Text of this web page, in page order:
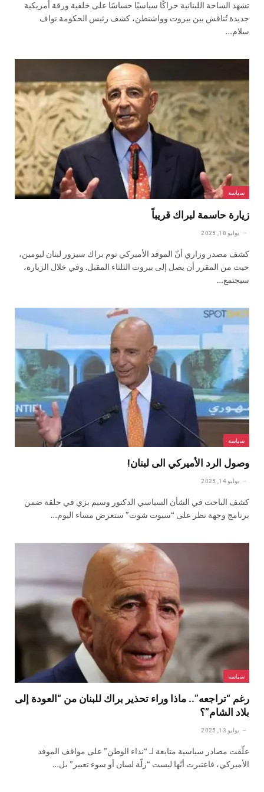
تشهد الساحة اللبنانية حراكًا سياسيًا حساسًا على خلفية ورقة أمريكية
جديدة تُناقش بين بيروت وواشنطن، كشف رئيس الحكومة نواف
سلام…
سياسة
زيارة حاسمة لبراك قريباً
يوليو 18, 2025
كشف مصدر وزاري أنّ الموفد الأميركي توم براك سيزور لبنان ليومين،
حيث من المقرر أن يصل إلى بيروت الثلثاء المقبل. وفي خلال الزيارة،
سيجتمع…
سياسة
وصول الرد الأميركي الى لبنان!
يوليو 14, 2025
كشف الباحث في الشأن السياسي الدكتور وسيم بزي في حلقة ضمن
برنامج وجهة نظر على “سبوت شوت” ستعرض مساء اليوم…
سياسة
رغم “تراجعه”.. ماذا وراء تحذير براك للبنان من “العودة إلى
بلاد الشام”؟
يوليو 13, 2025
علّقت مصادر سياسية متابعة لـ “نداء الوطن” على مواقف الموفد
الأميركي، فاعتبرت أنّها ليست “زلّة لسان أو سوء تعبير” بل…